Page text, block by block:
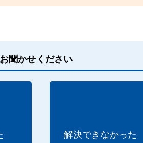
聞かせください
解決できなかった